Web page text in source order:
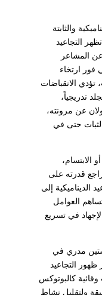
والثابتة
التجاعيد
عن المشاعر
فور ارتخاء
الانقباضات
تدريجياً،
عن مرونته،
حتى في
الابتسام،
قدرته على
الديناميكية إلى
العوامل
في تسريع
مدري في
ظهور التجاعيد
كالبوتوكس
ولتقليل نشاط